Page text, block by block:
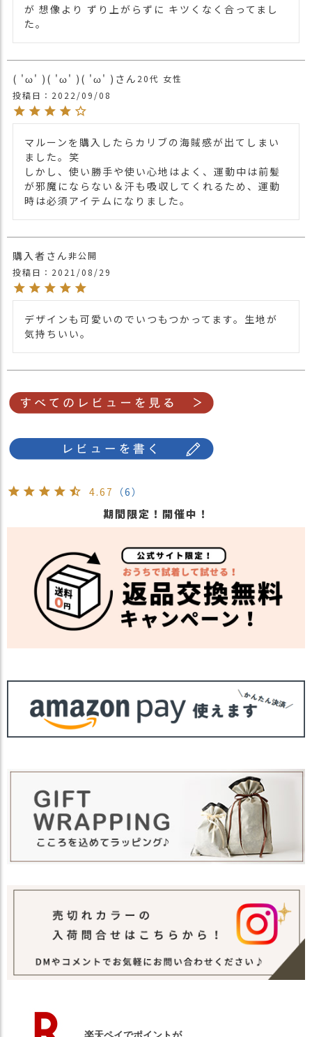
・ネイビー 紺色 NAVY
・マルーン 栗色 MAROON
・ベージュ 薄茶色 BEIGE
【B】タイダイタイプ
・オレンジ 橙色 ORANGE
が 想像より ずり上がらずに キツくなく合ってまし
た。
( 'ω' )( 'ω' )( 'ω' ) 20代 女性
投稿日
2022/09/08
マルーンを購入したらカリブの海賊感が出てしまい
ました。笑
しかし、使い勝手や使い心地はよく、運動中は前髪
が邪魔にならない＆汗も吸収してくれるため、運動
時は必須アイテムになりました。
購入者
非公開
投稿日
2021/08/29
デザインも可愛いのでいつもつかってます。生地が
気持ちいい。
4.67 （6）
期間限定！開催中！